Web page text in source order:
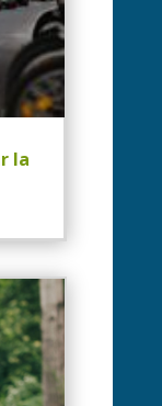
la